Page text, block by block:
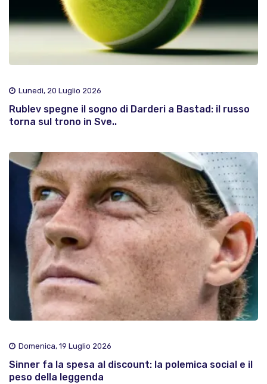
Lunedì, 20 Luglio 2026
Rublev spegne il sogno di Darderi a Bastad: il russo
torna sul trono in Sve..
Domenica, 19 Luglio 2026
Sinner fa la spesa al discount: la polemica social e il
peso della leggenda